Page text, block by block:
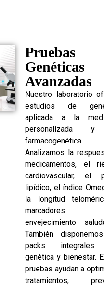
Pruebas
Genéticas
Avanzadas
Nuestro laboratorio
estudios de
aplicada a la
personalizada
farmacogenética.
Analizamos la
medicamentos, el
cardiovascular, el
lipídico, el índice
la longitud
marcadores
envejecimiento
También
packs
genética y bienestar.
pruebas ayudan a
tratamientos,